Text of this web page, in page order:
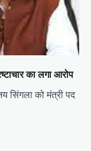
का लगा आरोप
सिंगला को मंत्री पद